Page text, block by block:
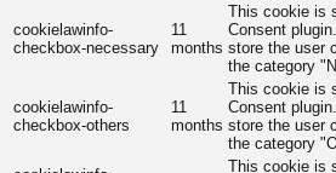
cookielawinfo-
checkbox-necessary
11
months
This cookie is
Consent
store the user
the category
cookielawinfo-
checkbox-others
11
months
This cookie is
Consent
store the user
the category
This cookie is